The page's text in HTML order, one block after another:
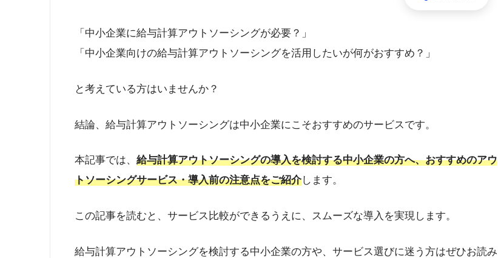
「中小企業に給与計算アウトソーシングが必要？」
「中小企業向けの給与計算アウトソーシングを活用したいが何がおすすめ？」
と考えている方はいませんか？
結論、給与計算アウトソーシングは中小企業にこそおすすめのサービスです。
本記事では、 給与計算アウトソーシングの導入を検討する中小企業の方へ、おすすめのアウ
トソーシングサービス・導入前の注意点をご紹介します。
この記事を読むと、サービス比較ができるうえに、スムーズな導入を実現します。
給与計算アウトソーシングを検討する中小企業の方や、サービス選びに迷う方はぜひお読み